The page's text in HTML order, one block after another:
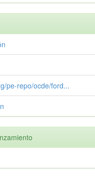
pe-repo/ocde/ford...